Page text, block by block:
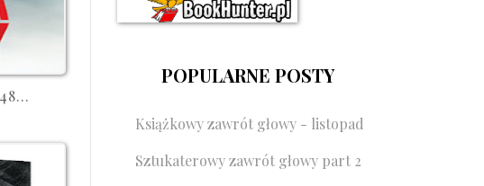
POPULARNE POSTY
Książkowy zawrót głowy - listopad
Sztukaterowy zawrót głowy part 2